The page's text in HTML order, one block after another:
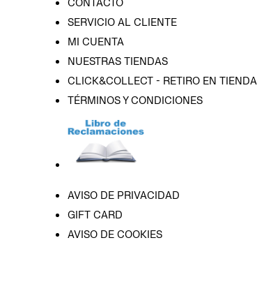
SERVICIO AL CLIENTE
MI CUENTA
NUESTRAS TIENDAS
CLICK&COLLECT - RETIRO EN TIENDA
TÉRMINOS Y CONDICIONES
AVISO DE PRIVACIDAD
GIFT CARD
AVISO DE COOKIES